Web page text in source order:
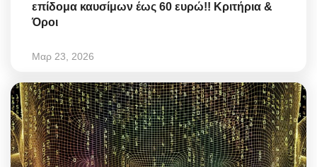
επίδομα καυσίμων έως 60 ευρώ!! Κριτήρια &
Όροι
Μαρ 23, 2026